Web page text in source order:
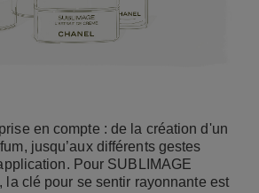
en compte : de la création d'un
jusqu’aux différents gestes
Pour SUBLIMAGE
la clé pour se sentir rayonnante est